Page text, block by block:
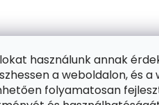
használunk annak
a weboldalon, és
folyamatosan
szeretik, de a
rendszerekben